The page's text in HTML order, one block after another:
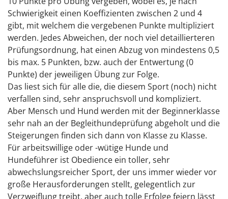
Schwierigkeit einen Koeffizienten zwischen 2 und 4
gibt, mit welchem die vergebenen Punkte multipliziert
werden. Jedes Abweichen, der noch viel detaillierteren
Prüfungsordnung, hat einen Abzug von mindestens 0,5
bis max. 5 Punkten, bzw. auch der Entwertung (0
Punkte) der jeweiligen Übung zur Folge.
Das liest sich für alle die, die diesem Sport (noch) nicht
verfallen sind, sehr anspruchsvoll und kompliziert.
Aber Mensch und Hund werden mit der Beginnerklasse
sehr nah an der Begleithundeprüfung abgeholt und die
Steigerungen finden sich dann von Klasse zu Klasse.
Für arbeitswillige oder -wütige Hunde und
Hundeführer ist Obedience ein toller, sehr
abwechslungsreicher Sport, der uns immer wieder vor
große Herausforderungen stellt, gelegentlich zur
Verzweiflung treibt, aber auch tolle Erfolge feiern lässt